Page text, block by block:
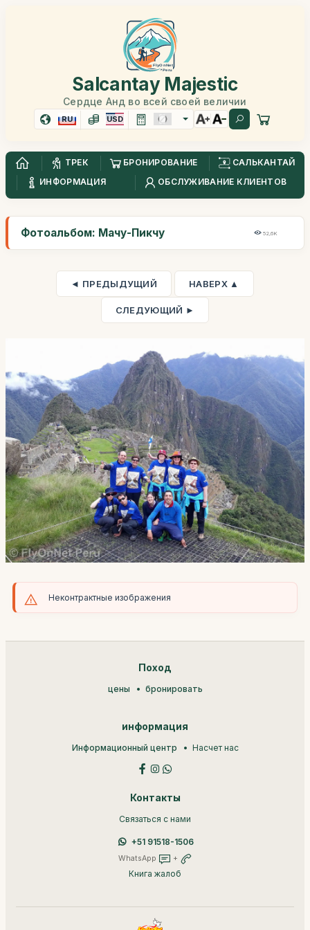
Salcantay Majestic
Сердце Анд во всей своей величии
RU USD
ТРЕК БРОНИРОВАНИЕ
САЛЬКАНТАЙ
ИНФОРМАЦИЯ
ОБСЛУЖИВАНИЕ КЛИЕНТОВ
Фотоальбом: Мачу-Пикчу 52,6K
◄ ПРЕДЫДУЩИЙ НАВЕРХ ▲
СЛЕДУЮЩИЙ ►
Неконтрактные изображения
Поход
цены бронировать
информация
Информационный центр Насчет нас
Контакты
Связаться с нами
+51 91518-1506
WhatsApp +
Книга жалоб